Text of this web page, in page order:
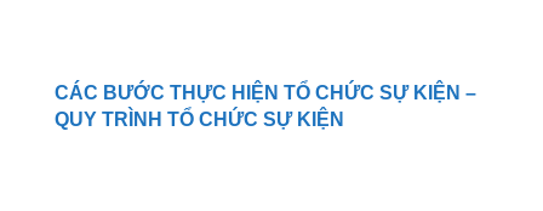
CÁC BƯỚC THỰC HIỆN TỔ CHỨC SỰ KIỆN –
QUY TRÌNH TỔ CHỨC SỰ KIỆN